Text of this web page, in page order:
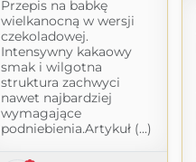
Przepis na babkę
wielkanocną w wersji
czekoladowej.
Intensywny kakaowy
smak i wilgotna
struktura zachwyci
nawet najbardziej
wymagające
podniebienia.Artykuł (...)